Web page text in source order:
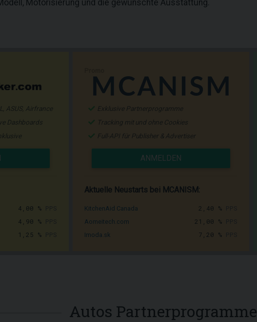
Motorisierung und die gewünschte Ausstattung.
ASUS, Airfrance
Dashboards
4,00 %
4,90 %
1,25 %
Exklusive Partnerprogramme
Tracking mit und ohne Cookies
Full-API für Publisher & Advertiser
ANMELDEN
Aktuelle Neustarts bei MCANISM:
KitchenAid Canada 2,40 %
Aomeitech.com 21,00 %
Imoda.sk 7,20 %
Autos Partnerprogramme